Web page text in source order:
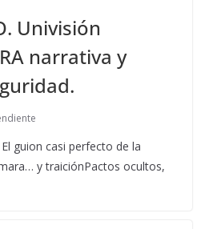
Univisión
narrativa y
guion casi perfecto de la
y traiciónPactos ocultos,